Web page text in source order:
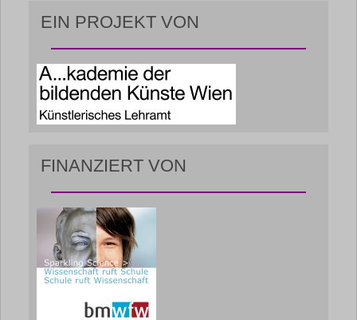
EIN PROJEKT VON
FINANZIERT VON